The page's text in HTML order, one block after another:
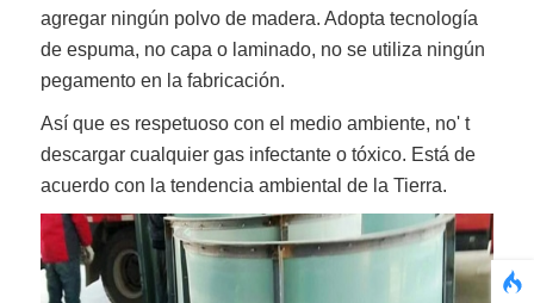
agregar ningún polvo de madera. Adopta tecnología
de espuma, no capa o laminado, no se utiliza ningún
pegamento en la fabricación.
Así que es respetuoso con el medio ambiente, no' t
descargar cualquier gas infectante o tóxico. Está de
acuerdo con la tendencia ambiental de la Tierra.